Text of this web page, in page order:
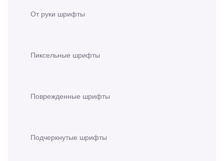
От руки шрифты
Пиксельные шрифты
Поврежденные шрифты
Подчеркнутые шрифты